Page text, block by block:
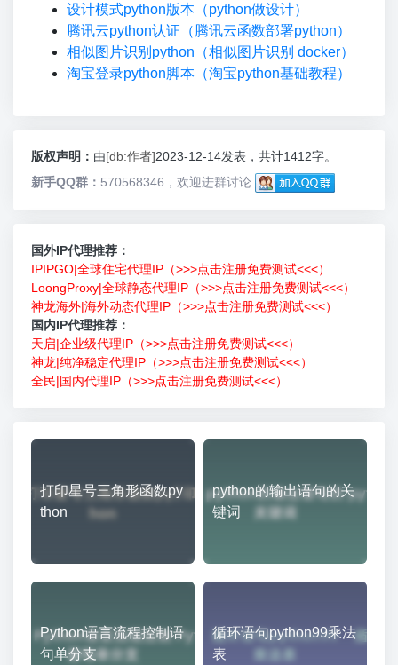
设计模式python版本（python做设计）
腾讯云python认证（腾讯云函数部署python）
相似图片识别python（相似图片识别 docker）
淘宝登录python脚本（淘宝python基础教程）
版权声明： 由[db:作者]2023-12-14发表，共计1412字。
新手QQ群： 570568346，欢迎进群讨论
国外IP代理推荐：
IPIPGO|全球住宅代理IP（>>>点击注册免费测试<<<）
LoongProxy|全球静态代理IP（>>>点击注册免费测试<<<）
神龙海外|海外动态代理IP（>>>点击注册免费测试<<<）
国内IP代理推荐：
天启|企业级代理IP（>>>点击注册免费测试<<<）
神龙|纯净稳定代理IP（>>>点击注册免费测试<<<）
全民|国内代理IP（>>>点击注册免费测试<<<）
打印星号三角形函数py
thon
python的输出语句的关
键词
Python语言流程控制语
句单分支
循环语句python99乘法
表